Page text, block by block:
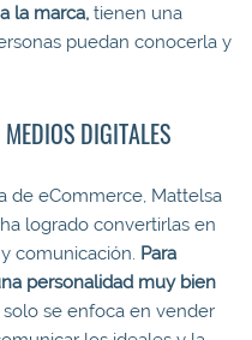
la marca, tienen una
puedan conocerla y
DIGITALES
de eCommerce, Mattelsa
logrado convertirlas en
comunicación. Para
personalidad muy bien
se enfoca en vender